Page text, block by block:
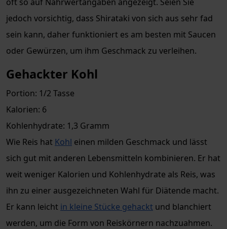
jedoch vorsichtig, dass Shirataki von sich aus sehr fad
sein kann, daher funktioniert es am besten mit Saucen
oder Gewürzen, um ihm Geschmack zu verleihen.
Gehackter Kohl
Portion: 1/2 Tasse
Kalorien: 6
Kohlenhydrate: 1,3 Gramm
Wie Reis hat Kohl einen milden Geschmack und lässt
sich gut mit anderen Lebensmitteln kombinieren. Er hat
weit weniger Kalorien und Kohlenhydrate als Reis, was
ihn zu einer ausgezeichneten Wahl für Diätende macht.
Er kann leicht in kleine Stücke gehackt und blanchiert
werden, um die Form von Reiskörnern nachzuahmen.